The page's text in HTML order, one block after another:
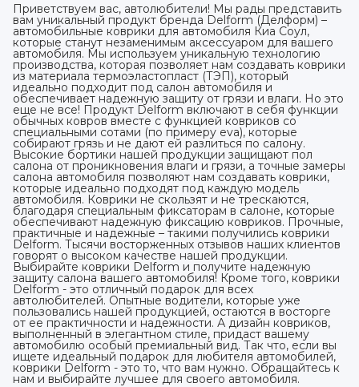
Приветствуем вас, автолюбители! Мы рады представить
вам уникальный продукт бренда Delform (Делформ) –
автомобильные коврики для автомобиля Киа Соул,
которые станут незаменимым аксессуаром для вашего
автомобиля. Мы используем уникальную технологию
производства, которая позволяет нам создавать коврики
из материала термоэластопласт (ТЭП), который
идеально подходит под салон автомобиля и
обеспечивает надежную защиту от грязи и влаги. Но это
еще не все! Продукт Delform включают в себя функции
обычных ковров вместе с функцией ковриков со
специальными сотами (по примеру eva), которые
собирают грязь и не дают ей разлиться по салону.
Высокие бортики нашей продукции защищают пол
салона от проникновения влаги и грязи, а точные замеры
салона автомобиля позволяют нам создавать коврики,
которые идеально подходят под каждую модель
автомобиля. Коврики не скользят и не трескаются,
благодаря специальным фиксаторам в салоне, которые
обеспечивают надежную фиксацию ковриков. Прочные,
практичные и надежные – такими получились коврики
Delform. Тысячи восторженных отзывов наших клиентов
говорят о высоком качестве нашей продукции.
Выбирайте коврики Delform и получите надежную
защиту салона вашего автомобиля! Кроме того, коврики
Delform - это отличный подарок для всех
автолюбителей. Опытные водители, которые уже
пользовались нашей продукцией, остаются в восторге
от ее практичности и надежности. А дизайн ковриков,
выполненный в элегантном стиле, придаст вашему
автомобилю особый премиальный вид. Так что, если вы
ищете идеальный подарок для любителя автомобилей,
коврики Delform - это то, что вам нужно. Обращайтесь к
нам и выбирайте лучшее для своего автомобиля.